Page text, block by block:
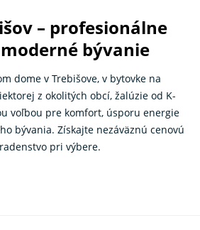
– profesionálne
bývanie
dome v Trebišove, v bytovke na
z okolitých obcí, žalúzie od K-
voľbou pre komfort, úsporu energie
bývania. Získajte nezáväznú cenovú
pri výbere.